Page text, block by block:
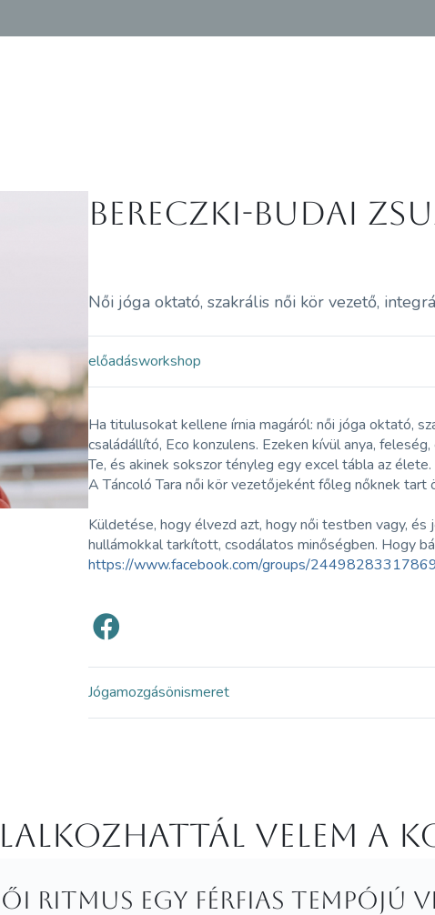
Bereczki-Budai
Női jóga oktató, szakrális női kör vezető,
előadásworkshop
Ha titulusokat kellene írnia magáról: női jóga oktató,
családállító, Eco konzulens. Ezeken kívül anya,
Te, és akinek sokszor tényleg egy excel tábla az élete.
A Táncoló Tara női kör vezetőjeként főleg nőknek
Küldetése, hogy élvezd azt, hogy női testben vagy,
hullámokkal tarkított, csodálatos minőségben. Hogy
https://www.facebook.com/groups/
Jógamozgásönismeret
velem a
ritmus egy férfias tempójú